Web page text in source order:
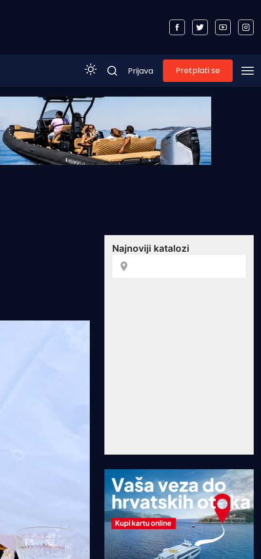
Prijava Pretplati se